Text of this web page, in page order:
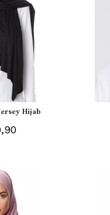
Hijab